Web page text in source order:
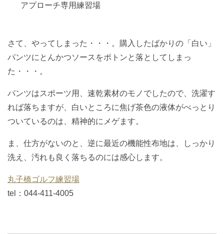
アプローチ専用練習場
さて、やってしまった・・・。購入したばかりの「白い」
パンツにとんかつソースをポトンと落としてしまっ
た・・・。
パンツはスポーツ用、速乾素材のモノでしたので、洗濯す
れば落ちますが、白いところに焦げ茶色の液体がべっとり
ついているのは、精神的にメゲます。
ま、仕方がないのと、逆に最近の機能性布地は、しっかり
洗え、汚れも良く落ちるのには感心します。
丸子橋ゴルフ練習場
tel：044-411-4005